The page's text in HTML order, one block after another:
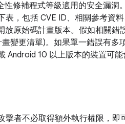
修補程式等級適用的安全漏洞
，包括 CVE ID、相關參考資料
放原始碼計畫版本。假如相關
變更清單)。如果單一錯誤有多
Android 10 以上版本的裝置可
者不必取得額外執行權限，即